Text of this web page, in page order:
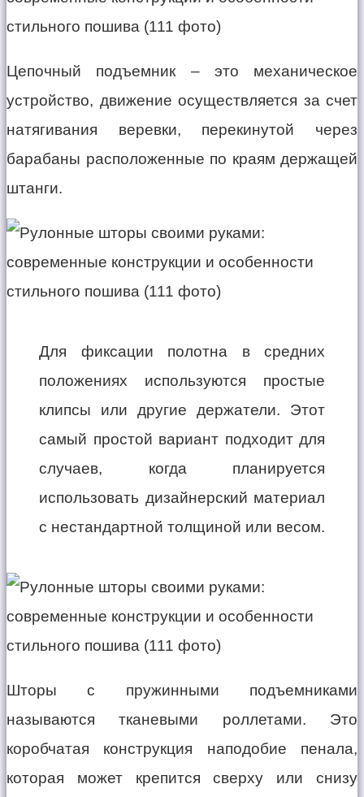
Цепочный подъемник – это механическое
устройство, движение осуществляется за счет
натягивания веревки, перекинутой через
барабаны расположенные по краям держащей
штанги.
Для фиксации полотна в средних
положениях используются простые
клипсы или другие держатели. Этот
самый простой вариант подходит для
случаев, когда планируется
использовать дизайнерский материал
с нестандартной толщиной или весом.
Шторы с пружинными подъемниками
называются тканевыми роллетами. Это
коробчатая конструкция наподобие пенала,
которая может крепится сверху или снизу